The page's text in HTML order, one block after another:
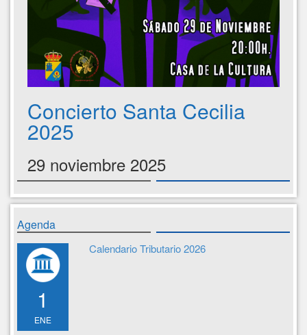
Concierto Santa Cecilia
2025
29 noviembre 2025
Agenda
1
ENE
Calendario Tributario 2026